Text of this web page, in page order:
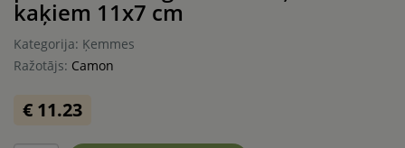
kaķiem 11x7 cm
Kategorija: Ķemmes
Ražotājs: Camon
€ 11.23